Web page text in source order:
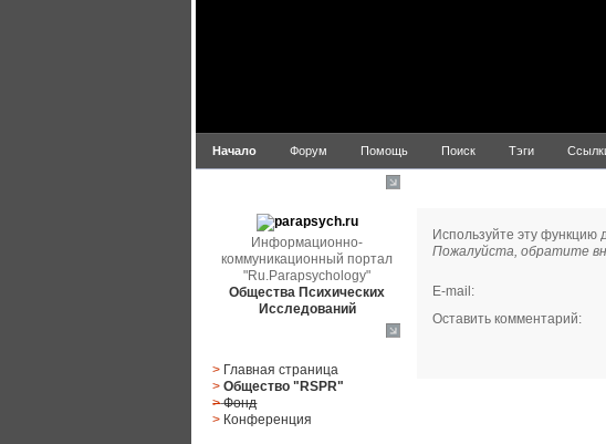
Начало Форум Помощь Поиск Тэги
Информационно-
коммуникационный портал
"Ru.Parapsychology"
Общества Психических
Исследований
> Главная страница
> Общество "RSPR"
> Фонд
> Конференция
Используйте эту
Пожалуйста, обратите
E-mail :
Оставить комментарий: